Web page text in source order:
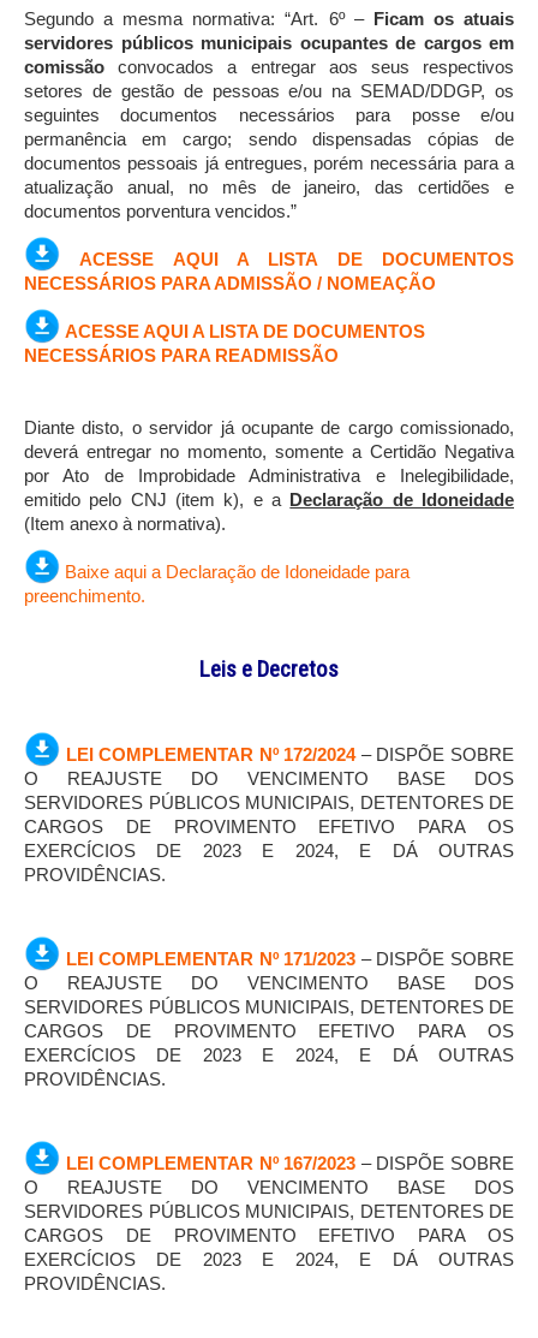
Segundo a mesma normativa: “Art. 6º – Ficam os atuais
servidores públicos municipais ocupantes de cargos em
comissão convocados a entregar aos seus respectivos
setores de gestão de pessoas e/ou na SEMAD/DDGP, os
seguintes documentos necessários para posse e/ou
permanência em cargo; sendo dispensadas cópias de
documentos pessoais já entregues, porém necessária para a
atualização anual, no mês de janeiro, das certidões e
documentos porventura vencidos.”
ACESSE AQUI A LISTA DE DOCUMENTOS
NECESSÁRIOS PARA ADMISSÃO / NOMEAÇÃO
ACESSE AQUI A LISTA DE DOCUMENTOS
NECESSÁRIOS PARA READMISSÃO
Diante disto, o servidor já ocupante de cargo comissionado,
deverá entregar no momento, somente a Certidão Negativa
por Ato de Improbidade Administrativa e Inelegibilidade,
emitido pelo CNJ (item k), e a Declaração de Idoneidade
(Item anexo à normativa).
Baixe aqui a Declaração de Idoneidade para
preenchimento.
Leis e Decretos
LEI COMPLEMENTAR Nº 172/2024– DISPÕE SOBRE
O REAJUSTE DO VENCIMENTO BASE DOS
SERVIDORES PÚBLICOS MUNICIPAIS, DETENTORES DE
CARGOS DE PROVIMENTO EFETIVO PARA OS
EXERCÍCIOS DE 2023 E 2024, E DÁ OUTRAS
PROVIDÊNCIAS.
LEI COMPLEMENTAR Nº 171/2023 – DISPÕE SOBRE
O REAJUSTE DO VENCIMENTO BASE DOS
SERVIDORES PÚBLICOS MUNICIPAIS, DETENTORES DE
CARGOS DE PROVIMENTO EFETIVO PARA OS
EXERCÍCIOS DE 2023 E 2024, E DÁ OUTRAS
PROVIDÊNCIAS.
LEI COMPLEMENTAR Nº 167/2023 – DISPÕE SOBRE
O REAJUSTE DO VENCIMENTO BASE DOS
SERVIDORES PÚBLICOS MUNICIPAIS, DETENTORES DE
CARGOS DE PROVIMENTO EFETIVO PARA OS
EXERCÍCIOS DE 2023 E 2024, E DÁ OUTRAS
PROVIDÊNCIAS.